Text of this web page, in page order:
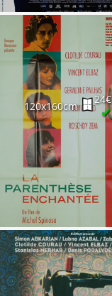
120x160cm
24€
✔